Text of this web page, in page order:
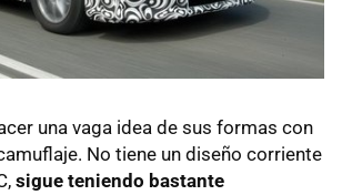
una vaga idea de sus formas con
No tiene un diseño corriente
sigue teniendo bastante